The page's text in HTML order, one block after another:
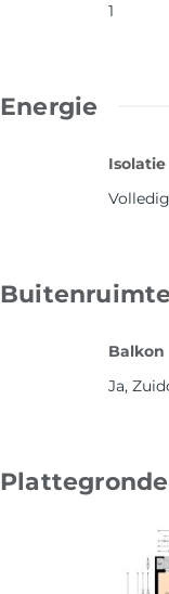
1
Energie
Isolatie
Balkon
Ja,